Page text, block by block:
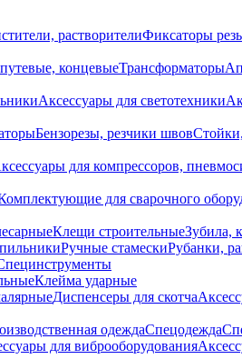
растворителиФиксаторы
концевыеТрансформаторы
Аксессуары для светотехники
Бензорезы, резчики швов
для компрессоров,
для сварочного
Клещи строительныеЗубила,
Ручные стамескиРубанки,
Клейма ударные
Диспенсеры для скотча
одеждаСпецодежда
для виброоборудования